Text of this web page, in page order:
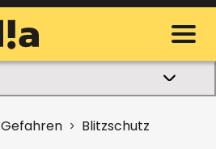
Gefahren Blitzschutz